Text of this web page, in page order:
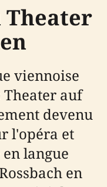
Theater
viennoise
Theater auf
devenu
l'opéra et
langue
en